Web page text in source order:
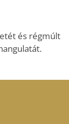
és régmúlt